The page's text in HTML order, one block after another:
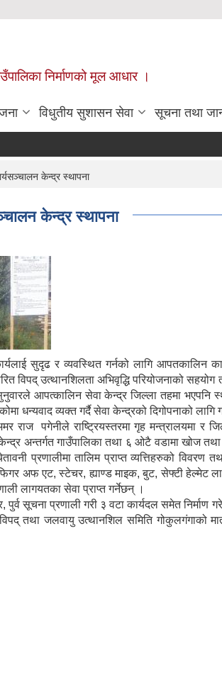
निर्माणको मूल आधार ।
विधुतीय सुशासन सेवा सूचना तथा
केन्द्र स्थापना
केन्द्र स्थापना
सुदृढ र व्यवस्थित गर्नको लागि
विपद् उत्थानशिलता अभिवृद्धि परियोजनाको
आपत्कालिन सेवा केन्द्र जिल्ला तहमा भएपनि
धन्यवाद व्यक्त गर्दै सेवा केन्द्रको दिगोपनाको
राज पगेनीले राष्ट्रियस्तरमा गृह मन्त्रालयमा र
अन्तर्गत गाउँपालिका तथा ६ ओटै वडामा खोज
प्रणालीमा तालिम प्राप्त व्यत्तिहरुको
अफ एट, स्टेचर, ह्याण्ड माइक, बुट, सेफ्टी हेल्मेट
लागयतका सेवा प्राप्त गर्नेछन् ।
पुर्व सूचना प्रणाली गरी ३ वटा कार्यदल समेत
तथा जलवायु उत्थानशिल समिति